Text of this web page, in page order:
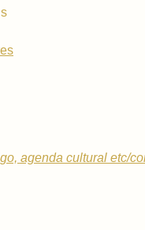
agenda cultural etc/